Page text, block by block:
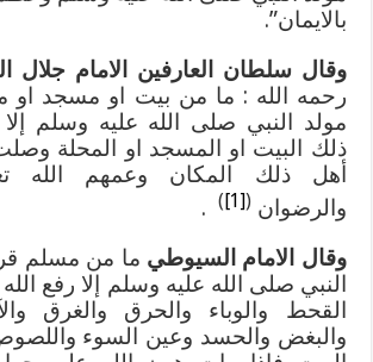
بالايمان”.
وقال سلطان العارفين الامام جلال
رحمه الله : ما من بيت او مسجد او
مولد النبي صلى الله عليه وسلم
ذلك البيت او المسجد او المحلة
أهل ذلك المكان وعمهم الله
والرضوان(
[1]
)
.
وقال الامام السيوطي ما من مسلم
النبي صلى الله عليه وسلم إلا رفع
القحط والوباء والحرق والغرق
والبغض والحسد وعين السوء